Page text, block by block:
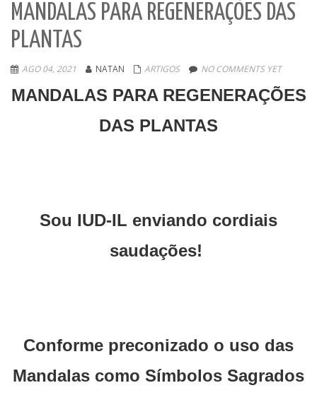
MANDALAS PARA REGENERAÇÕES DAS
PLANTAS
AGO 04, 2021 NATAN ARTIGOS NO COMMENTS YET
MANDALAS PARA REGENERAÇÕES
DAS PLANTAS
Sou IUD-IL enviando cordiais
saudações!
Conforme preconizado o uso das
Mandalas como Símbolos Sagrados